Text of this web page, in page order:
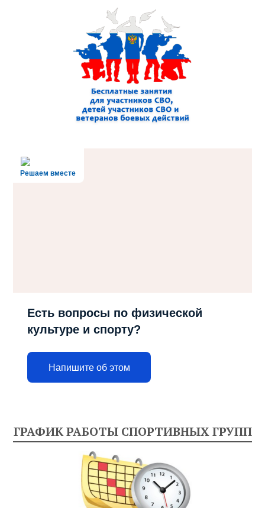
Решаем вместе
Есть вопросы по физической
культуре и спорту?
Напишите об этом
ГРАФИК РАБОТЫ СПОРТИВНЫХ ГРУПП